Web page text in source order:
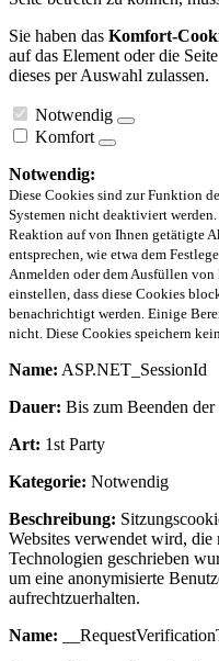
Sie haben das Komfort-
auf das Element oder die
dieses per Auswahl zulassen.
Notwendig
Komfort
Notwendig:
Diese Cookies sind zur Funktion
Systemen nicht deaktiviert
Reaktion auf von Ihnen getätigte
entsprechen, wie etwa dem
Anmelden oder dem Ausfüllen von
einstellen, dass diese Cookies
benachrichtigt werden. Einige
nicht. Diese Cookies speichern
Name: ASP.NET_SessionId
Dauer: Bis zum Beenden der
Art: 1st Party
Kategorie: Notwendig
Beschreibung:
Websites verwendet wird,
Technologien geschrieben
um eine anonymisierte
aufrechtzuerhalten.
Name: